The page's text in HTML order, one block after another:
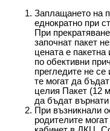
Заплащането на
еднократно при
При
започнат пакет
цената е
по обективни
прегледите не
те могат да
целия Пакет (12
да бъдат
При възникнали
родителите